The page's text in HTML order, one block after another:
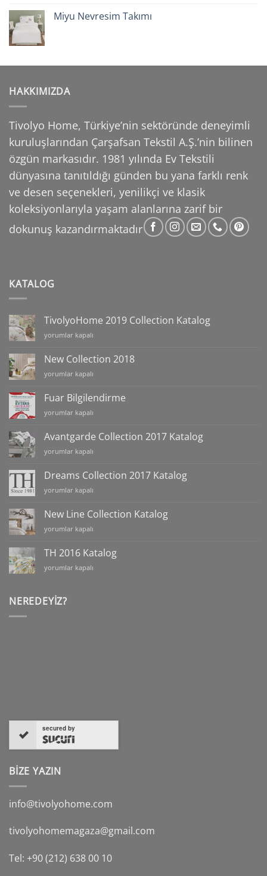
Miyu Nevresim Takımı
HAKKIMIZDA
Tivolyo Home, Türkiye’nin sektöründe deneyimli
kuruluşlarından Çarşafsan Tekstil A.Ş.’nin bilinen
özgün markasıdır. 1981 yılında Ev Tekstili
dünyasına tanıtıldığı günden bu yana farklı renk
ve desen seçenekleri, yenilikçi ve klasik
koleksiyonlarıyla yaşam alanlarına zarif bir
dokunuş kazandırmaktadır
KATALOG
TivolyoHome 2019 Collection Katalog
TivolyoHome
Collection
Katalog
için
yorumlar kapalı
New Collection 2018
New
2018
için
yorumlar kapalı
Fuar Bilgilendirme
Fuar
için
yorumlar kapalı
Avantgarde Collection 2017 Katalog
Avantgarde
2017
Katalog
için
yorumlar kapalı
Dreams Collection 2017 Katalog
Dreams
2017
Katalog
için
yorumlar kapalı
New Line Collection Katalog
New
Collection
Katalog
için
yorumlar kapalı
TH 2016 Katalog
TH
için
yorumlar kapalı
NEREDEYIZ?
secured by
BİZE YAZIN
info@tivolyohome.com
tivolyohomemagaza@gmail.com
Tel: +90 (212) 638 00 10